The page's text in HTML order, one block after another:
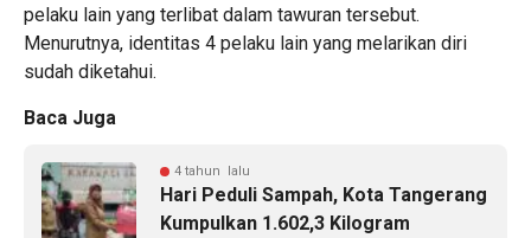
pelaku lain yang terlibat dalam tawuran tersebut.
Menurutnya, identitas 4 pelaku lain yang melarikan diri
sudah diketahui.
Baca Juga
4 tahun lalu
Hari Peduli Sampah, Kota Tangerang
Kumpulkan 1.602,3 Kilogram